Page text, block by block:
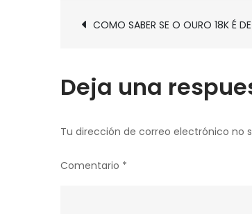
Navegación
COMO SABER SE O OURO 18K É
Deja una
Tu dirección de correo electrónico no
Comentario *